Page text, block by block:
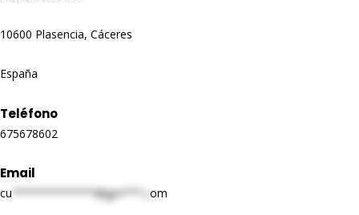
10600 Plasencia, Cáceres
España
Teléfono
675678602
Email
cu *************@gm***.c om